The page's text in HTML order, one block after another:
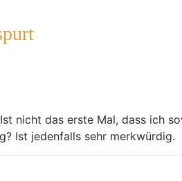
nicht das erste Mal, dass ich
Ist jedenfalls sehr merkwürdig.